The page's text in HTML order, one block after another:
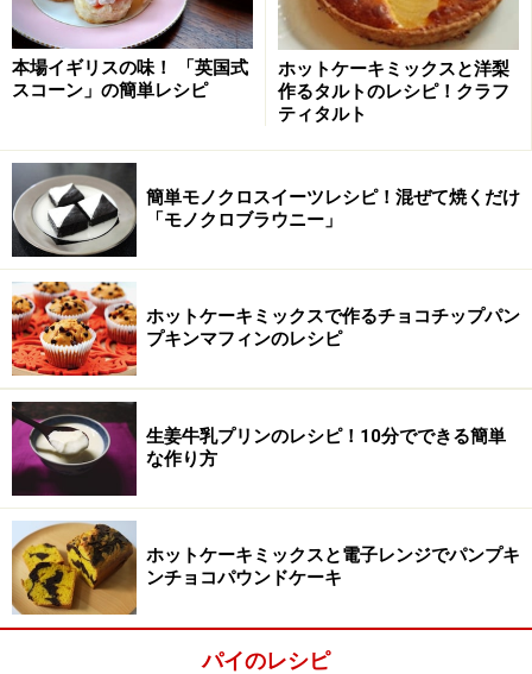
んでおきます。すべての材料をボールにいれ、良く混ぜ
ます。
2
ミンスミートを保存容器に入れ、味をなじませる
本場イギリスの味！ 「英国式
スコーン」の簡単レシピ
ホットケーキミックスと洋梨
作るタルトのレシピ！クラフ
ティタルト
簡単モノクロスイーツレシピ！混ぜて焼くだけ
「モノクロブラウニー」
ホットケーキミックスで作るチョコチップパン
プキンマフィンのレシピ
生姜牛乳プリンのレシピ！10分でできる簡単
な作り方
ホットケーキミックスと電子レンジでパンプキ
ンチョコパウンドケーキ
パイのレシピ